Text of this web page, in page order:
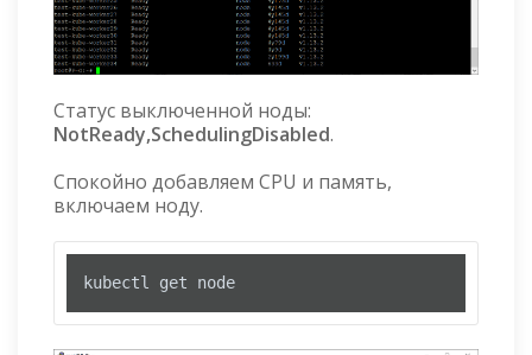
Статус выключенной ноды:
NotReady,SchedulingDisabled.
Спокойно добавляем CPU и память,
включаем ноду.
kubectl get node